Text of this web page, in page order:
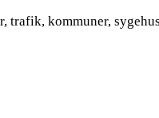
trafik, kommuner,